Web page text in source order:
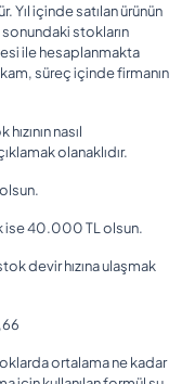
içinde satılan ürünün
stokların
ile hesaplanmakta
süreç içinde firmanın
nasıl
olanaklıdır.
ise 40.000 TL olsun.
devir hızına ulaşmak
ortalama ne kadar